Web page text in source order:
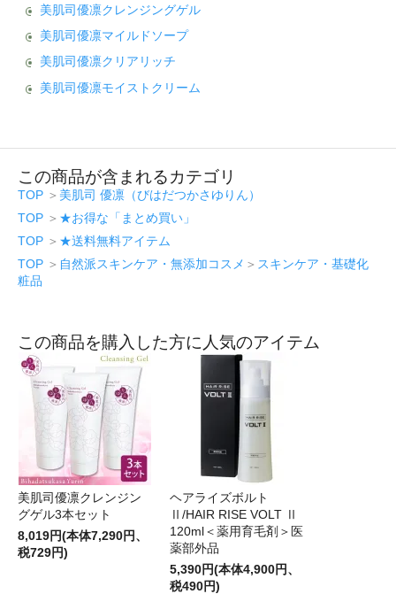
美肌司優凛クレンジングゲル
美肌司優凛マイルドソープ
美肌司優凛クリアリッチ
美肌司優凛モイストクリーム
この商品が含まれるカテゴリ
TOP ＞ 美肌司 優凛（びはだつかさゆりん）
TOP ＞ ★お得な「まとめ買い」
TOP ＞ ★送料無料アイテム
TOP ＞ 自然派スキンケア・無添加コスメ ＞ スキンケア・基礎化
粧品
この商品を購入した方に人気のアイテム
美肌司優凛クレンジン
グゲル3本セット
8,019円(本体7,290円、
税729円)
ヘアライズボルト
Ⅱ/HAIR RISE VOLT Ⅱ
120ml＜薬用育毛剤＞医
薬部外品
5,390円(本体4,900円、
税490円)